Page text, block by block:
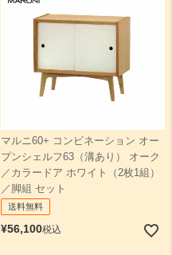
マルニ60+ コンビネーション オー
プンシェルフ63（溝あり） オーク
／カラードア ホワイト（2枚1組）
／脚組 セット
送料無料
¥56,100税込